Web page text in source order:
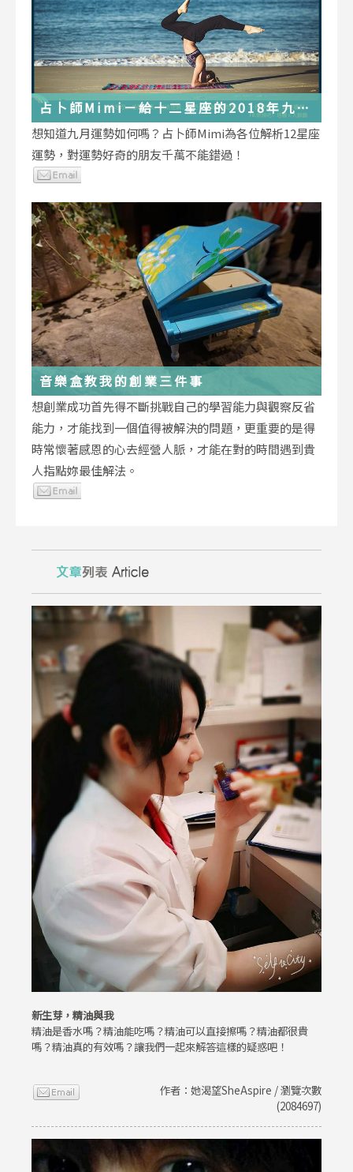
占卜師Mimi－給十二星座的2018年九月
運勢小叮嚀
想知道九月運勢如何嗎？占卜師Mimi為各位解析12星座
運勢，對運勢好奇的朋友千萬不能錯過！
音樂盒教我的創業三件事
想創業成功首先得不斷挑戰自己的學習能力與觀察反省
能力，才能找到一個值得被解決的問題，更重要的是得
時常懷著感恩的心去經營人脈，才能在對的時間遇到貴
人指點妳最佳解法。
新生芽，精油與我
精油是香水嗎？精油能吃嗎？精油可以直接擦嗎？精油都很貴
嗎？精油真的有效嗎？讓我們一起來解答這樣的疑惑吧！
作者：她渴望SheAspire / 瀏覽次數
(2084697)